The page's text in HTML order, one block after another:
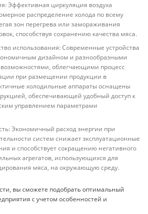
Эффективная циркуляция воздуха
распределение холода по всему
зон перегрева или замораживания
способствуя сохранению качества мяса.
использования: Современные устройства
дизайном и разнообразными
облегчающими процесс
при размещении продукции в
холодильные аппараты оснащены
обеспечивающей удобный доступ к
управлением параметрами
Экономичный расход энергии при
систем снижает эксплуатационные
и способствует сокращению негативного
агрегатов, использующихся для
мяса, на окружающую среду.
вы сможете подобрать оптимальный
с учетом особенностей и